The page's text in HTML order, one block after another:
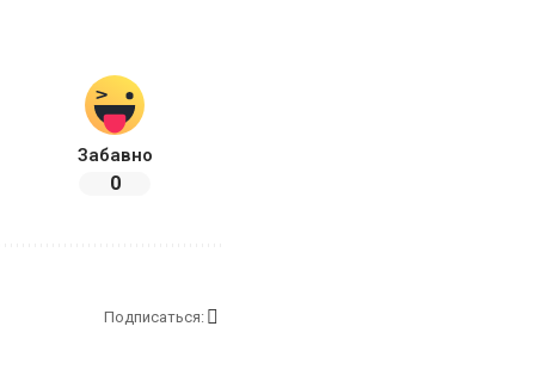
Забавно
0
Подписаться: